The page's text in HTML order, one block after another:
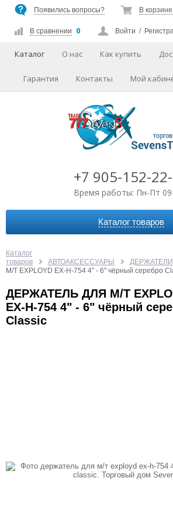
Появились вопросы? В корзине
В сравнении 0 Войти /
Каталог О нас Как купить
Гарантия Контакты Мой
+7 905-152-
Время работы: Пн-Пт
Каталог товаров
БЫТОВАЯ ТЕХНИКА ИГРУШКИ
КАНЦТОВАРЫ КРАСОТА И ЗДОРОВЬЕ
ОТДЫХ И СПОРТ ТВ ШОП
Каталог
товаров
АВТОАКСЕССУАРЫ ДЕРЖАТЕЛИ
М/Т EXPLOYD EX-H-754 4" - 6" чёрный серебро
ДЕРЖАТЕЛЬ ДЛЯ М/Т
EX-H-754 4" - 6" чёрный
Classic